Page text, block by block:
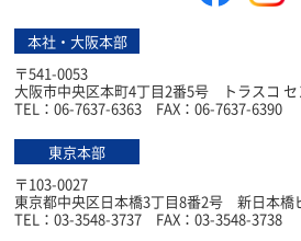
本社・大阪本部
〒541-0053
大阪市中央区本町4丁目2番5号 トラスコ セ
TEL：06-7637-6363 FAX：06-7637-6390
東京本部
〒103-0027
東京都中央区日本橋3丁目8番2号 新日本橋
TEL：03-3548-3737 FAX：03-3548-3738